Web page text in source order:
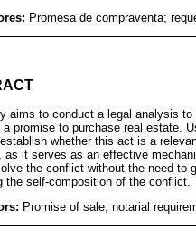
Promesa de compraventa;
aims to conduct a legal analysis
a promise to purchase real estate.
whether this act is a
as it serves as an effective
the conflict without the need to
the self-composition of the conflict.
Promise of sale; notarial